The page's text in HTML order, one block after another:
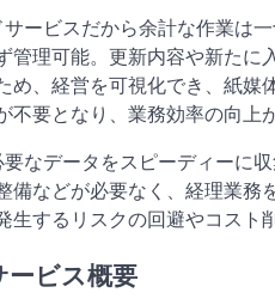
ービスだから余計な作業は
管理可能。更新内容や新たに
め、経営を可視化でき、紙媒
要となり、業務効率の向上
なデータをスピーディーに
などが必要なく、経理業務
生するリスクの回避やコスト
ビス概要